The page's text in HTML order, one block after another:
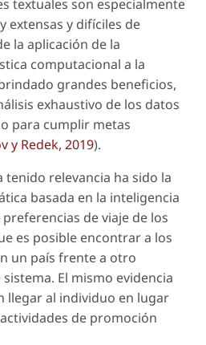
textuales son especialmente
extensas y difíciles de
la aplicación de la
computacional a la
grandes beneficios,
exhaustivo de los datos
para cumplir metas
y Redek, 2019).
tenido relevancia ha sido la
basada en la inteligencia
de viaje de los
es posible encontrar a los
un país frente a otro
El mismo evidencia
llegar al individuo en lugar
de promoción